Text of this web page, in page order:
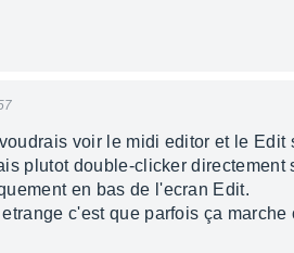
voir le midi editor et le
plutot double-clicker
en bas de l'ecran Edit.
c'est que parfois ça